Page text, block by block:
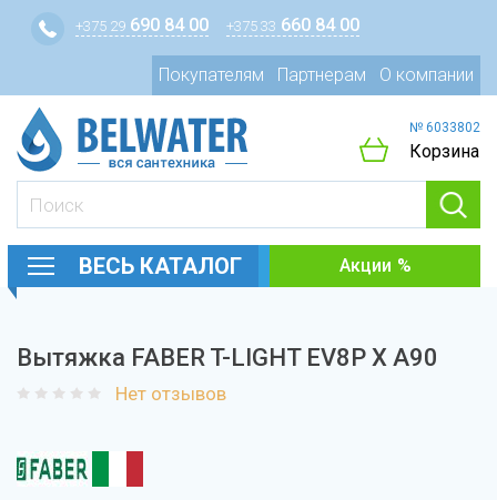
+375 29 690 84 00 +375 33 660 84 00
Покупателям Партнерам О компании
№ 6033802
Корзина
ВЕСЬ КАТАЛОГ Акции
Вытяжка FABER T-LIGHT EV8P X A90
Нет отзывов